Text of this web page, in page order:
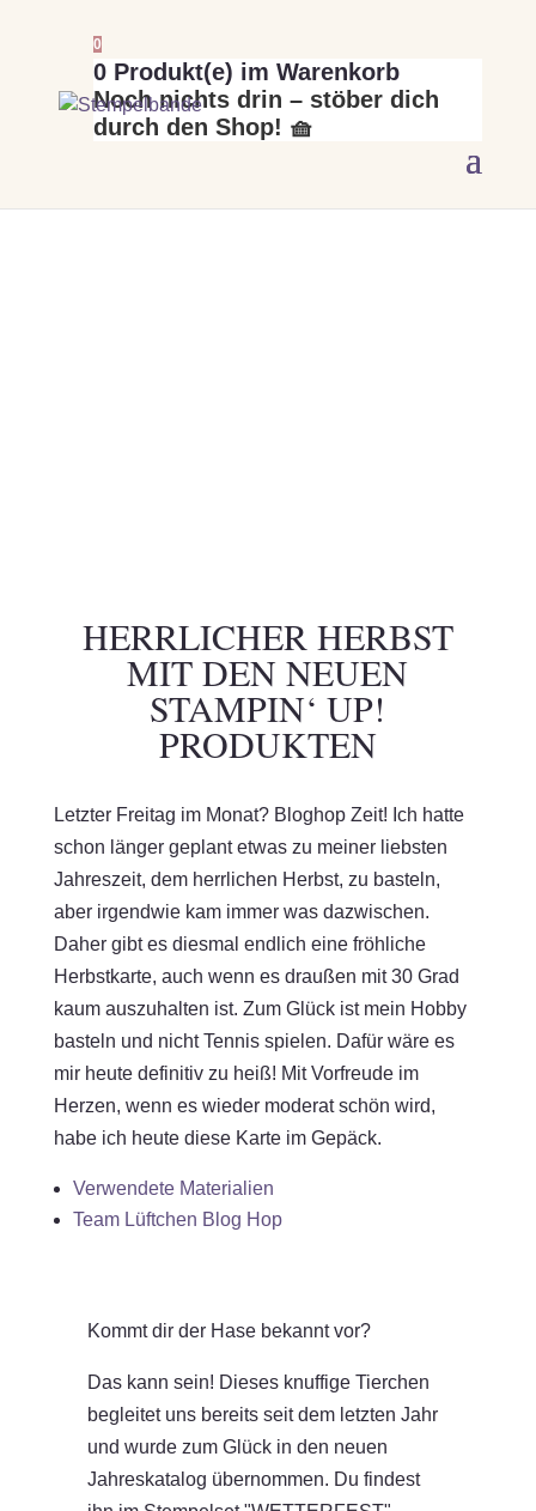
0
0 Produkt(e) im Warenkorb
Noch nichts drin – stöber dich
durch den Shop! 🧺
HERRLICHER HERBST
MIT DEN NEUEN
STAMPIN‘ UP!
PRODUKTEN
Letzter Freitag im Monat? Bloghop Zeit! Ich hatte
schon länger geplant etwas zu meiner liebsten
Jahreszeit, dem herrlichen Herbst, zu basteln,
aber irgendwie kam immer was dazwischen.
Daher gibt es diesmal endlich eine fröhliche
Herbstkarte, auch wenn es draußen mit 30 Grad
kaum auszuhalten ist. Zum Glück ist mein Hobby
basteln und nicht Tennis spielen. Dafür wäre es
mir heute definitiv zu heiß! Mit Vorfreude im
Herzen, wenn es wieder moderat schön wird,
habe ich heute diese Karte im Gepäck.
Verwendete Materialien
Team Lüftchen Blog Hop
Kommt dir der Hase bekannt vor?
Das kann sein! Dieses knuffige Tierchen
begleitet uns bereits seit dem letzten Jahr
und wurde zum Glück in den neuen
Jahreskatalog übernommen. Du findest